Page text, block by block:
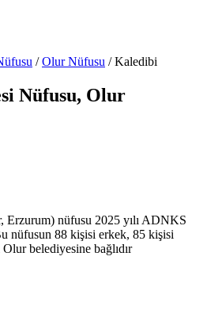
/ OlurNüfusu /Kaledibi
Nüfusu, Olur
nüfusu 2025 yılı ADNKS
nüfusun 88 kişisi erkek, 85 kişisi
belediyesine bağlıdır